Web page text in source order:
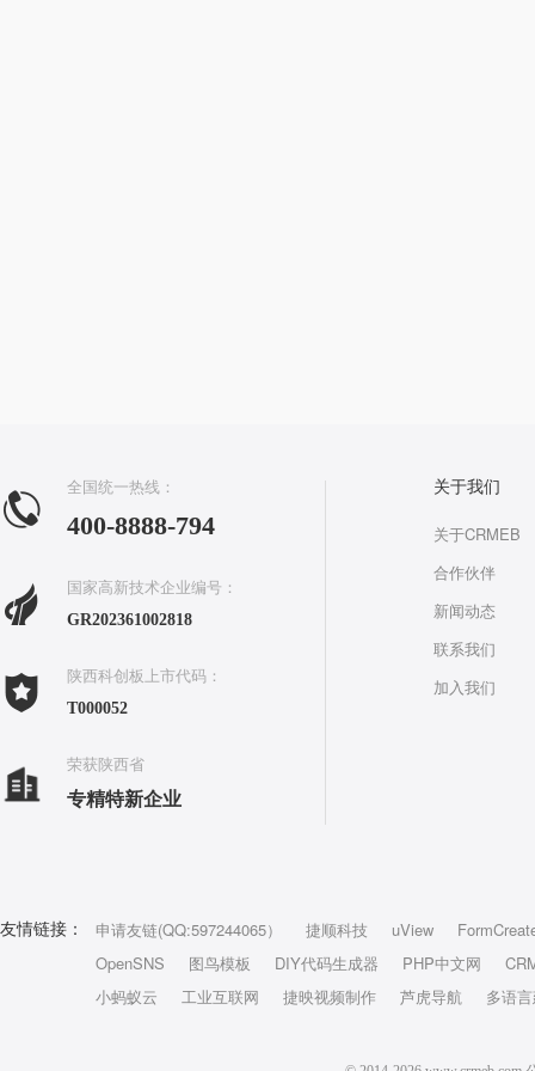
全国统一热线：
400-8888-794
国家高新技术企业编号：
GR202361002818
陕西科创板上市代码：
T000052
荣获陕西省
专精特新企业
关于我们
关于CRMEB
合作伙伴
新闻动态
联系我们
加入我们
友情链接： 申请友链(QQ:597244065） 捷顺科技 uView
OpenSNS
图鸟模板 DIY代码生成器 PHP中文网
小蚂蚁云
工业互联网 捷映视频制作 芦虎导航 多语